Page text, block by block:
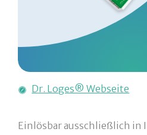
Dr. Loges® Webseite
Einlösbar ausschließlich in